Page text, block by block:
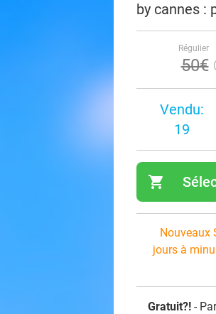
by cannes :
Régulier
50€
Vendu:
19
shopping_cart
Nouveaux
jours à
Gratuit?! -